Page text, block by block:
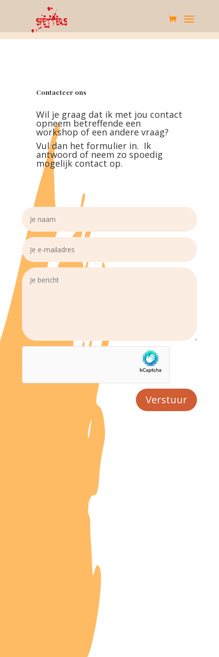
Contacteer ons
Wil je graag dat ik met jou contact
opneem betreffende een
workshop of een andere vraag?
Vul dan het formulier in. Ik
antwoord of neem zo spoedig
mogelijk contact op.
Verstuur